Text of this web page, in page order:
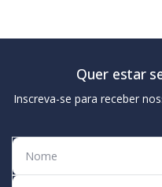
Quer estar
Inscreva-se para receber